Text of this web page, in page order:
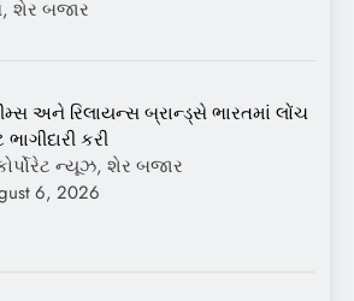
શેર બજાર
અને રિલાયન્સ બ્રાન્ડ્સે ભારતમાં લોંચ
ભાગીદારી કરી
ન્યૂઝ, શેર બજાર
6, 2026